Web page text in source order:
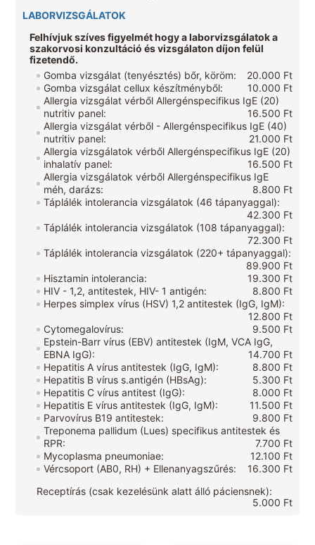
LABORVIZSGÁLATOK
Felhívjuk szíves figyelmét hogy a laborvizsgálatok a
szakorvosi konzultáció és vizsgálaton díjon felül
fizetendő.
Gomba vizsgálat (tenyésztés) bőr, köröm:
20.000 Ft
Gomba vizsgálat cellux készítményből:
10.000 Ft
Allergia vizsgálat vérből Allergénspecifikus IgE (20)
nutritiv panel:
16.500 Ft
Allergia vizsgálat vérből - Allergénspecifikus IgE (40)
nutritiv panel:
21.000 Ft
Allergia vizsgálatok vérből Allergénspecifikus IgE (20)
inhalatív panel:
16.500 Ft
Allergia vizsgálatok vérből Allergénspecifikus IgE
méh, darázs:
8.800 Ft
Táplálék intolerancia vizsgálatok (46 tápanyaggal):
42.300 Ft
Táplálék intolerancia vizsgálatok (108 tápanyaggal):
72.300 Ft
Táplálék intolerancia vizsgálatok (220+ tápanyaggal):
89.900 Ft
Hisztamin intolerancia:
19.300 Ft
HIV - 1,2, antitestek, HIV- 1 antigén:
8.800 Ft
Herpes simplex vírus (HSV) 1,2 antitestek (IgG, IgM):
12.800 Ft
Cytomegalovírus:
9.500 Ft
Epstein-Barr vírus (EBV) antitestek (IgM, VCA IgG,
EBNA IgG):
14.700 Ft
Hepatitis A vírus antitestek (IgG, IgM):
8.800 Ft
Hepatitis B vírus s.antigén (HBsAg):
5.300 Ft
Hepatitis C vírus antitest (IgG):
8.000 Ft
Hepatitis E vírus antitestek (IgG, IgM):
11.500 Ft
Parvovírus B19 antitestek:
9.800 Ft
Treponema pallidum (Lues) specifikus antitestek és
RPR:
7.700 Ft
Mycoplasma pneumoniae:
12.100 Ft
Vércsoport (AB0, RH) + Ellenanyagszűrés:
16.300 Ft
Receptírás (csak kezelésünk alatt álló páciensnek):
5.000 Ft